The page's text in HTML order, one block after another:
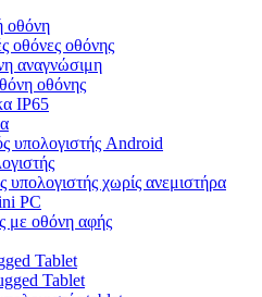
οθόνη
οθόνες οθόνης
αναγνώσιμη
οθόνης
IP65
υπολογιστής Android
υπολογιστής χωρίς ανεμιστήρα
PC
με οθόνη αφής
Tablet
Tablet